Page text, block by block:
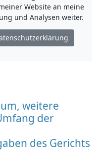
Website an meine
und Analysen weiter.
weitere
der
des Gerichts